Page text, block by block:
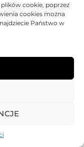
cookie, poprzez
cookies można
Państwo w